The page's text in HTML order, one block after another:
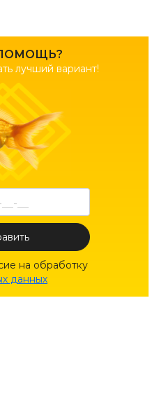
лучший вариант!
на обработку
данных